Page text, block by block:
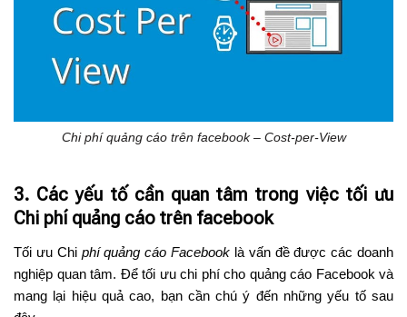
Chi phí quảng cáo trên facebook – Cost-per-View
3. Các yếu tố cần quan tâm trong việc tối ưu
Chi phí quảng cáo trên facebook
Tối ưu Chiphí quảng cáo Facebook là vấn đề được các doanh
nghiệp quan tâm. Để tối ưu chi phí cho quảng cáo Facebook và
mang lại hiệu quả cao, bạn cần chú ý đến những yếu tố sau